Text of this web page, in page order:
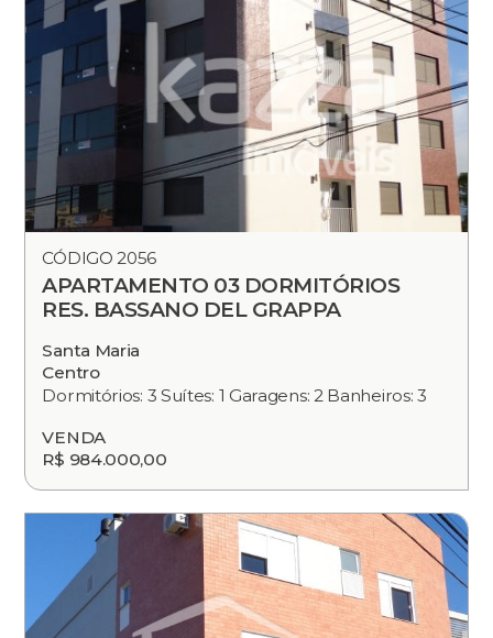
CÓDIGO 2056
APARTAMENTO 03 DORMITÓRIOS
RES. BASSANO DEL GRAPPA
Santa Maria
Centro
Dormitórios: 3 Suítes: 1 Garagens: 2 Banheiros: 3
VENDA
R$ 984.000,00